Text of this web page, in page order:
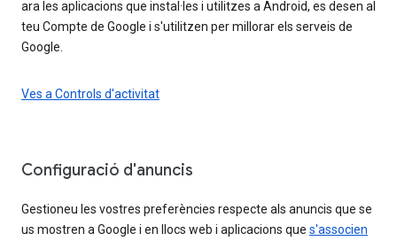
ara les aplicacions que instal·les i utilitzes a Android, es desen al
teu Compte de Google i s'utilitzen per millorar els serveis de
Google.
Ves a Controls d'activitat
Configuració d'anuncis
Gestioneu les vostres preferències respecte als anuncis que se
us mostren a Google i en llocs web i aplicacions que s'associen